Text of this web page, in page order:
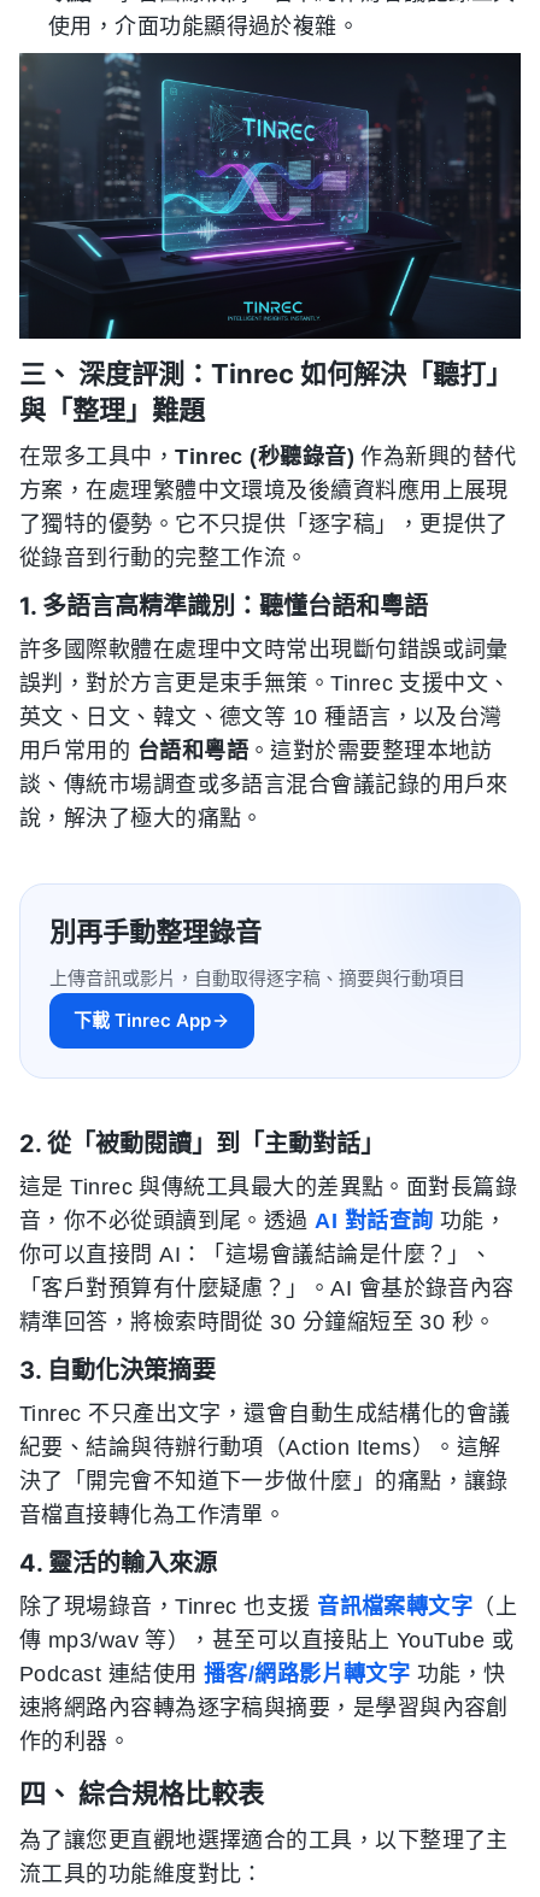
使用，介面功能顯得過於複雜。
三、 深度評測：Tinrec 如何解決「聽打」
與「整理」難題
在眾多工具中，Tinrec (秒聽錄音) 作為新興的替代
方案，在處理繁體中文環境及後續資料應用上展現
了獨特的優勢。它不只提供「逐字稿」，更提供了
從錄音到行動的完整工作流。
1. 多語言高精準識別：聽懂台語和粵語
許多國際軟體在處理中文時常出現斷句錯誤或詞彙
誤判，對於方言更是束手無策。Tinrec 支援中文、
英文、日文、韓文、德文等 10 種語言，以及台灣
用戶常用的 台語和粵語。這對於需要整理本地訪
談、傳統市場調查或多語言混合會議記錄的用戶來
說，解決了極大的痛點。
別再手動整理錄音
上傳音訊或影片，自動取得逐字稿、摘要與行動項目
下載 Tinrec App
2. 從「被動閱讀」到「主動對話」
這是 Tinrec 與傳統工具最大的差異點。面對長篇錄
音，你不必從頭讀到尾。透過AI 對話查詢 功能，
你可以直接問 AI：「這場會議結論是什麼？」、
「客戶對預算有什麼疑慮？」。AI 會基於錄音內容
精準回答，將檢索時間從 30 分鐘縮短至 30 秒。
3. 自動化決策摘要
Tinrec 不只產出文字，還會自動生成結構化的會議
紀要、結論與待辦行動項（Action Items）。這解
決了「開完會不知道下一步做什麼」的痛點，讓錄
音檔直接轉化為工作清單。
4. 靈活的輸入來源
除了現場錄音，Tinrec 也支援 音訊檔案轉文字 （上
傳 mp3/wav 等），甚至可以直接貼上 YouTube 或
Podcast 連結使用 播客/網路影片轉文字 功能，快
速將網路內容轉為逐字稿與摘要，是學習與內容創
作的利器。
四、 綜合規格比較表
為了讓您更直觀地選擇適合的工具，以下整理了主
流工具的功能維度對比：